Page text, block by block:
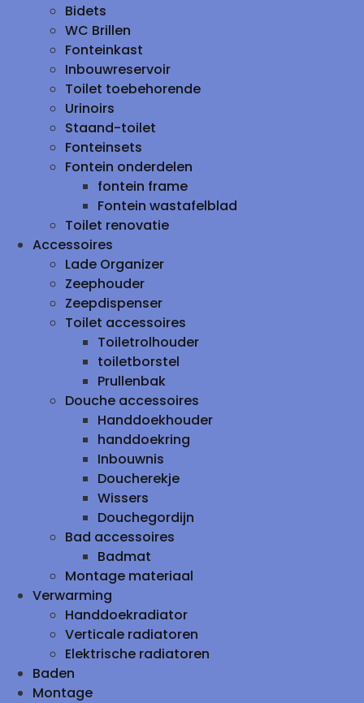
Bidets
WC Brillen
Fonteinkast
Inbouwreservoir
Toilet toebehorende
Urinoirs
Staand-toilet
Fonteinsets
Fontein onderdelen
fontein frame
Fontein wastafelblad
Toilet renovatie
Accessoires
Lade Organizer
Zeephouder
Zeepdispenser
Toilet accessoires
Toiletrolhouder
toiletborstel
Prullenbak
Douche accessoires
Handdoekhouder
handdoekring
Inbouwnis
Doucherekje
Wissers
Douchegordijn
Bad accessoires
Badmat
Montage materiaal
Verwarming
Handdoekradiator
Verticale radiatoren
Elektrische radiatoren
Baden
Montage